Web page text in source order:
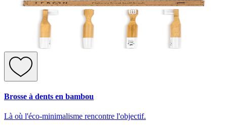
Brosse à dents en bambou
Là où l'éco-minimalisme rencontre l'objectif.